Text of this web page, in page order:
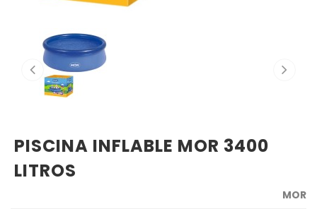
PISCINA INFLABLE MOR 3400
LITROS
MOR